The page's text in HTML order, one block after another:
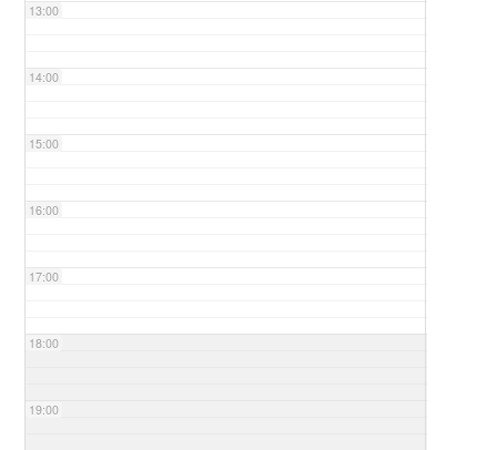
13:00
14:00
15:00
16:00
17:00
18:00
19:00